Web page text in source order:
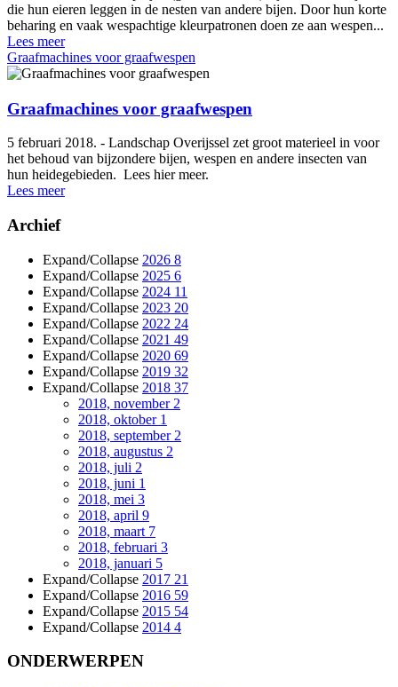
die hun eieren leggen in de nesten van andere bijen. Door hun korte
beharing en vaak wespachtige kleurpatronen doen ze aan wespen...
Lees meer
Graafmachines voor graafwespen
Graafmachines voor graafwespen
5 februari 2018. - Landschap Overijssel zet groot materieel in voor
het behoud van bijzondere bijen, wespen en andere insecten van
hun heidegebieden. Lees hier meer.
Lees meer
Archief
Expand/Collapse 2026 8
Expand/Collapse 2025 6
Expand/Collapse 2024 11
Expand/Collapse 2023 20
Expand/Collapse 2022 24
Expand/Collapse 2021 49
Expand/Collapse 2020 69
Expand/Collapse 2019 32
Expand/Collapse 2018 37
2018, november 2
2018, oktober 1
2018, september 2
2018, augustus 2
2018, juli 2
2018, juni 1
2018, mei 3
2018, april 9
2018, maart 7
2018, februari 3
2018, januari 5
Expand/Collapse 2017 21
Expand/Collapse 2016 59
Expand/Collapse 2015 54
Expand/Collapse 2014 4
ONDERWERPEN